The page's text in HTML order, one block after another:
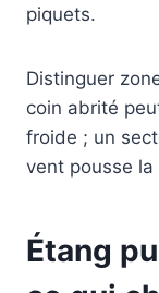
piquets.
Distinguer
coin abrité
froide ; un
vent pousse la
Étang